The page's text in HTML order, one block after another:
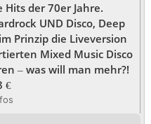
Hits der 70er Jahre.
UND Disco, Deep
Prinzip die Liveversion
Mixed Music Disco
– was will man mehr?!
€